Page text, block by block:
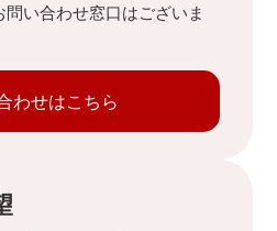
い合わせ窓口はございま
わせはこちら